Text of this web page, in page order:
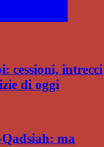
cessioni, intrecci
di oggi
ma